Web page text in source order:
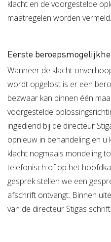
klacht en de voorgestelde
maatregelen worden vermeld.
Eerste
Wanneer de klacht
wordt opgelost is er een
bezwaar kan binnen één
voorgestelde
ingediend bij de directeur
opnieuw in behandeling en u
klacht nogmaals mondeling
telefonisch of op het
gesprek stellen we een
afschrift ontvangt. Binnen
van de directeur Stigas